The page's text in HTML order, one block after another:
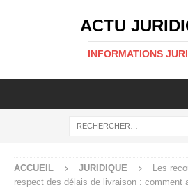
ACTU
INFORMATIONS
ACCUEIL JURIDIQUE
Les
respect des délais de livraison : comment